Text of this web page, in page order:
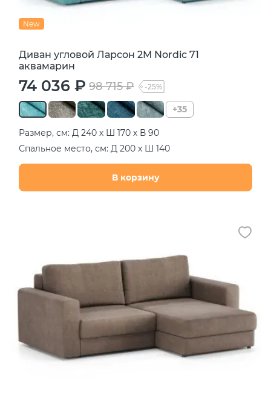
New
Диван угловой Ларсон 2М Nordic 71
аквамарин
74 036 ₽ 98 715 ₽ -25%
+35
Размер, см: Д 240 х Ш 170 х В 90
Спальное место, см: Д 200 х Ш 140
В корзину